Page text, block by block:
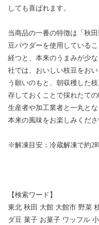
しても喜ばれます。
当商品の一番の特徴は「秋
豆パウダーを使用している
経つと、本来のうまみが少
社では、おいしい枝豆をお
う願いのもと、朝収穫した
存しておくことで採れたて
生産者や加工業者と一丸と
本来の風味をお楽しみくださ
※解凍目安：冷蔵解凍で約2
【検索ワード】
東北 秋田 大館 大館市 野菜
ダ豆 菓子 お菓子 ワッフル